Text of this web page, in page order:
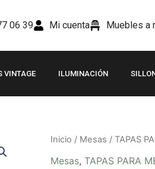
06 39 Mi cuenta Muebles a
VINTAGE ILUMINACIÓN
Inicio / Mesas / TAPAS
Mesas, TAPAS PARA
Tapa
de